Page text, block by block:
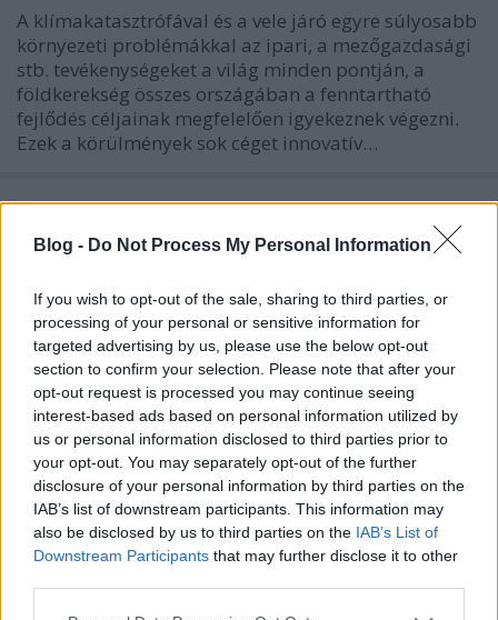
Blog - Do Not Process My Personal Information
If you wish to opt-out of the sale, sharing to third parties, or
processing of your personal or sensitive information for
targeted advertising by us, please use the below opt-out
section to confirm your selection. Please note that after your
opt-out request is processed you may continue seeing
interest-based ads based on personal information utilized by
us or personal information disclosed to third parties prior to
your opt-out. You may separately opt-out of the further
disclosure of your personal information by third parties on the
IAB’s list of downstream participants. This information may
also be disclosed by us to third parties on the IAB’s List of
Downstream Participants that may further disclose it to other
A klímakatasztrófával és a vele járó egyre súlyosabb
környezeti problémákkal az ipari, a mezőgazdasági
stb. tevékenységeket a világ minden pontján, a
földkerekség összes országában a fenntartható
fejlődés céljainak megfelelően igyekeznek végezni.
Ezek a körülmények sok céget innovatív…
Puha robotika és 3D nyomtatás